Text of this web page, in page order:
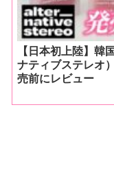
【日本初上陸】
ナティブステレオ
売前にレビュー